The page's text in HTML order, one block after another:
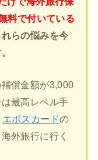
料で付いている
らの悩みを今
償金額が3,000
最高レベル手
エポスカードの
外旅行に行く